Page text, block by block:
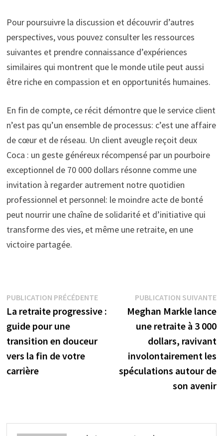
Pour poursuivre la discussion et découvrir d’autres
perspectives, vous pouvez consulter les ressources
suivantes et prendre connaissance d’expériences
similaires qui montrent que le monde utile peut aussi
être riche en compassion et en opportunités humaines.
En fin de compte, ce récit démontre que le service client
n’est pas qu’un ensemble de processus: c’est une affaire
de cœur et de réseau. Un client aveugle reçoit deux
Coca : un geste généreux récompensé par un pourboire
exceptionnel de 70 000 dollars résonne comme une
invitation à regarder autrement notre quotidien
professionnel et personnel: le moindre acte de bonté
peut nourrir une chaîne de solidarité et d’initiative qui
transforme des vies, et même une retraite, en une
victoire partagée.
Navigation
de
l’article
PUBLICATION PRÉCÉDENTEPublication
précédente :
La retraite progressive :
guide pour une
transition en douceur
vers la fin de votre
carrière
PUBLICATION SUIVANTE
Meghan Markle lance
une retraite à 3 000
dollars, ravivant
involontairement les
spéculations autour de
son avenir